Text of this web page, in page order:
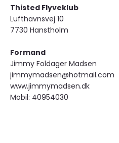
Thisted Flyveklub
Lufthavnsvej 10
7730 Hanstholm
Formand
Jimmy Foldager Madsen
jimmymadsen@hotmail.com
www.jimmymadsen.dk
Mobil: 40954030